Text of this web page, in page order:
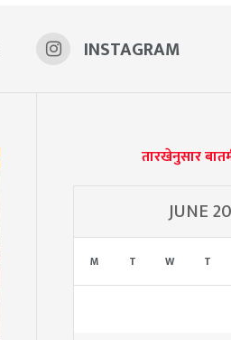
INSTAGRAM
तारखेनुसार
JUNE
M T W T